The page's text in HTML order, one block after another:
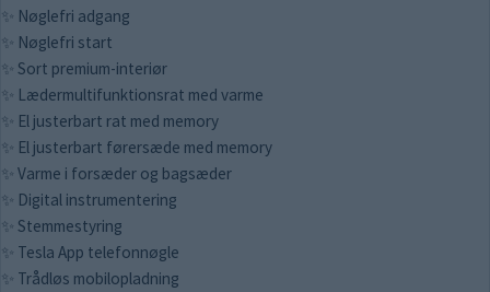
✨ Nøglefri adgang
✨ Nøglefri start
✨ Sort premium-interiør
✨ Lædermultifunktionsrat med varme
✨ El justerbart rat med memory
✨ El justerbart førersæde med memory
✨ Varme i forsæder og bagsæder
✨ Digital instrumentering
✨ Stemmestyring
✨ Tesla App telefonnøgle
✨ Trådløs mobilopladning